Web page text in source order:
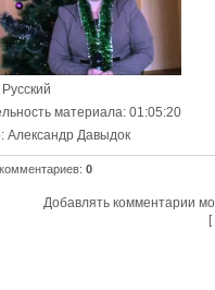
Русский
материала: 01:05:20
: Александр Давыдок
: 0
Добавлять комментарии
[